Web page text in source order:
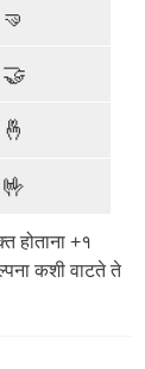
🤜
🤝
🤞
🤟
होताना +१
कशी वाटते ते